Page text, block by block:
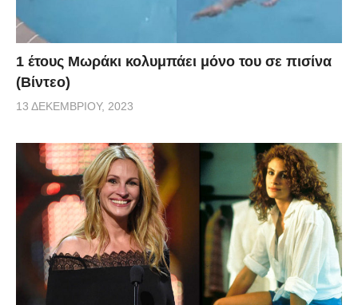
1 έτους Μωράκι κολυμπάει μόνο του σε πισίνα
(Βίντεο)
13 ΔΕΚΕΜΒΡΊΟΥ, 2023